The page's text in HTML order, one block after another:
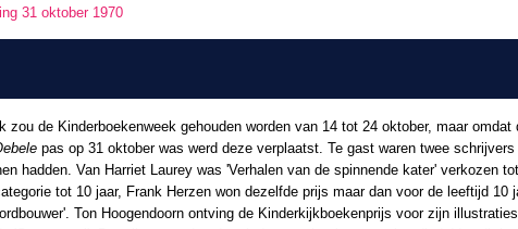
31 oktober 1970
zou de Kinderboekenweek gehouden worden van 14 tot 24 oktober, maar omdat
pas op 31 oktober was werd deze verplaatst. Te gast waren twee
hadden. Van Harriet Laurey was 'Verhalen van de spinnende kater' verkozen
tot 10 jaar, Frank Herzen won dezelfde prijs maar dan voor de leeftijd 10
Ton Hoogendoorn ontving de Kinderkijkboekenprijs voor zijn